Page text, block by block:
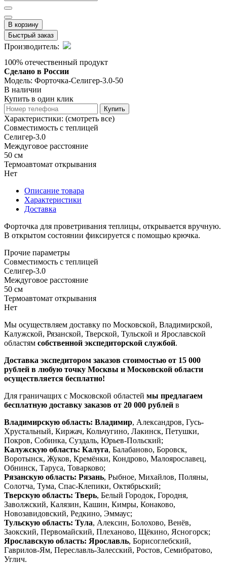
В корзину
Быстрый заказ
Производитель:
100% отечественный продукт
Сделано в России
Модель: Форточка-Селигер-3.0-50
В наличии
Купить в один клик
Купить
Характеристики: (смотреть все)
Совместимость с теплицей
Селигер-3.0
Междуговое расстояние
50 см
Термоавтомат открывания
Нет
Описание товара
Характеристики
Доставка
Форточка для проветривания теплицы, открывается вручную.
В открытом состоянии фиксируется с помощью крючка.
Прочие параметры
Совместимость с теплицей
Селигер-3.0
Междуговое расстояние
50 см
Термоавтомат открывания
Нет
Мы осуществляем доставку по Московской, Владимирской,
Калужской, Рязанской, Тверской, Тульской и Ярославской
областям собственной экспедиторской службой.
Доставка экспедитором заказов стоимостью от 15 000
рублей в любую точку Москвы и Московской области
осуществляется бесплатно!
Для граничащих с Московской областей мы предлагаем
бесплатную доставку заказов от 20 000 рублей в
Владимирскую область: Владимир, Александров, Гусь-
Хрустальный, Киржач, Кольчугино, Лакинск, Петушки,
Покров, Собинка, Суздаль, Юрьев-Польский;
Калужскую область: Калуга, Балабаново, Боровск,
Воротынск, Жуков, Кремёнки, Кондрово, Малоярославец,
Обнинск, Таруса, Товарково;
Рязанскую область: Рязань, Рыбное, Михайлов, Поляны,
Солотча, Тума, Спас-Клепики, Октябрьский;
Тверскую область: Тверь, Белый Городок, Городня,
Заволжский, Калязин, Кашин, Кимры, Конаково,
Новозавидовский, Редкино, Эммаус;
Тульскую область: Тула, Алексин, Болохово, Венёв,
Заокский, Первомайский, Плеханово, Щёкино, Ясногорск;
Ярославскую область: Ярославль, Борисоглебский,
Гаврилов-Ям, Переславль-Залесский, Ростов, Семибратово,
Углич.